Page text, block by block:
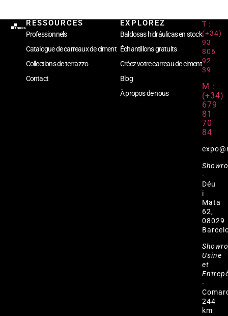
RESSOURCES
Professionnels
Catalogue de carreaux de ciment
Collections de terrazzo
Contact
EXPLOREZ
Baldosas hidráulicas en stock
Échantillons gratuits
Créez votre carreau de ciment
Blog
À propos de nous
T :
(+34)
93
806
92
39
M :
(+34)
679
81
70
84
-
Déu
i
Mata
62,
08029
Usine
et
-
244
km